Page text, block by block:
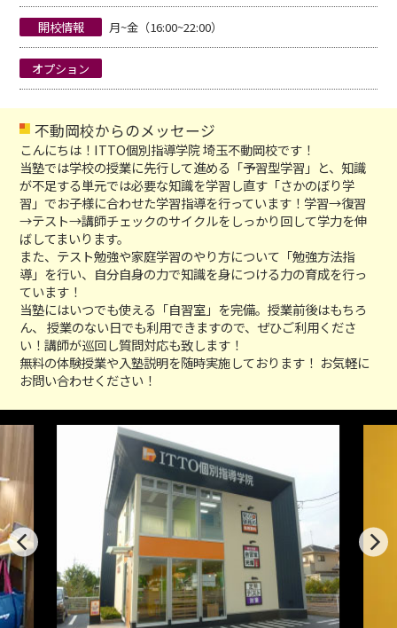
開校情報 月~金（16:00~22:00）
オプション
不動岡校からのメッセージ
こんにちは！ITTO個別指導学院 埼玉不動岡校です！
当塾では学校の授業に先行して進める「予習型学習」と、知識
が不足する単元では必要な知識を学習し直す「さかのぼり学
習」でお子様に合わせた学習指導を行っています！学習→復習
→テスト→講師チェックのサイクルをしっかり回して学力を伸
ばしてまいります。
また、テスト勉強や家庭学習のやり方について「勉強方法指
導」を行い、自分自身の力で知識を身につける力の育成を行っ
ています！
当塾にはいつでも使える「自習室」を完備。授業前後はもちろ
ん、 授業のない日でも利用できますので、ぜひご利用くださ
い！講師が巡回し質問対応も致します！
無料の体験授業や入塾説明を随時実施しております！ お気軽に
お問い合わせください！